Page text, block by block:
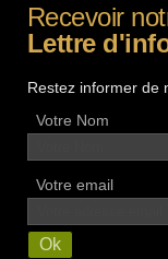
Recevoir
Lettre
Restez informer de
Votre Nom
Votre email